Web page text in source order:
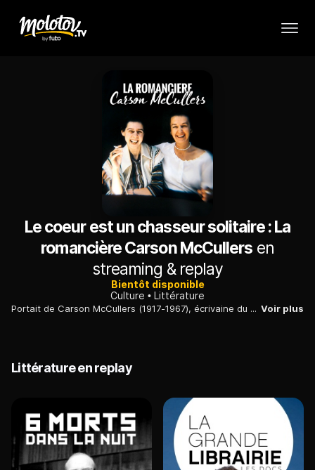
Le coeur est un chasseur solitaire : La
romancière Carson McCullers en
streaming & replay
Bientôt disponible
Culture
Littérature
Portait de Carson McCullers (1917-1967), écrivaine du Sud profond des États-Unis et plume du succès mondial Le cœur est un chasseur solitaire. Voir plus
Littérature en replay